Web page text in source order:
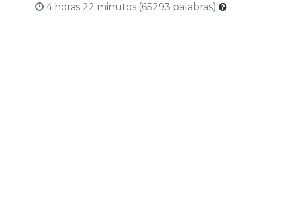
4 horas 22 minutos (65293 palabras)